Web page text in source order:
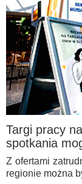
Targi pracy
spotkania
Z ofertami
regionie można